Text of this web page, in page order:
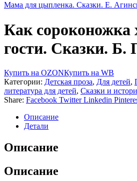
Мама для цыпленка. Сказки. Е.
Как сороконожка
гости. Сказки. Б.
Купить на OZONКупить на WB
Категории: Детская проза, Для детей,
литература для детей, Сказки и
Share: Facebook Twitter Linkedin
Описание
Детали
Описание
Описание